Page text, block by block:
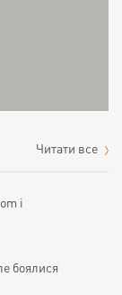
Читати все
і
боялися